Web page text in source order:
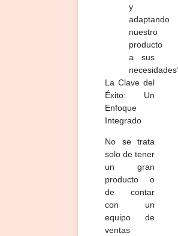
y
adaptando
nuestro
producto
a sus
La Clave del
Éxito: Un
Enfoque
Integrado
No se trata
solo de tener
un gran
producto o
de contar
con un
equipo de
ventas